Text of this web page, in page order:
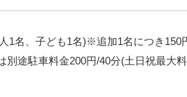
1名、子ども1名)※追加1名につき150
途駐車料金200円/40分(土日祝最大料